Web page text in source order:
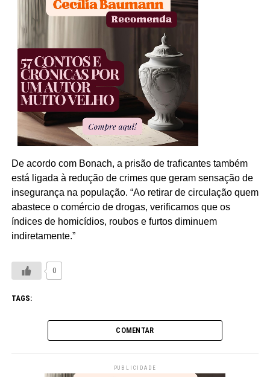
De acordo com Bonach, a prisão de traficantes também
está ligada à redução de crimes que geram sensação de
insegurança na população. “Ao retirar de circulação quem
abastece o comércio de drogas, verificamos que os
índices de homicídios, roubos e furtos diminuem
indiretamente.”
0
TAGS:
COMENTAR
PUBLICIDADE